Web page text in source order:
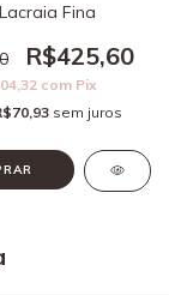
Fina
R$425,60
com Pix
sem juros